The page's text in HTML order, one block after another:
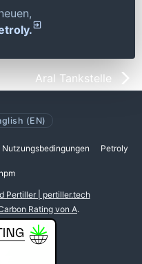
Aral Tankstelle
(EN)
Nutzungsbedingungen Petroly
npm
Pertiller | pertiller.tech
Rating von A.